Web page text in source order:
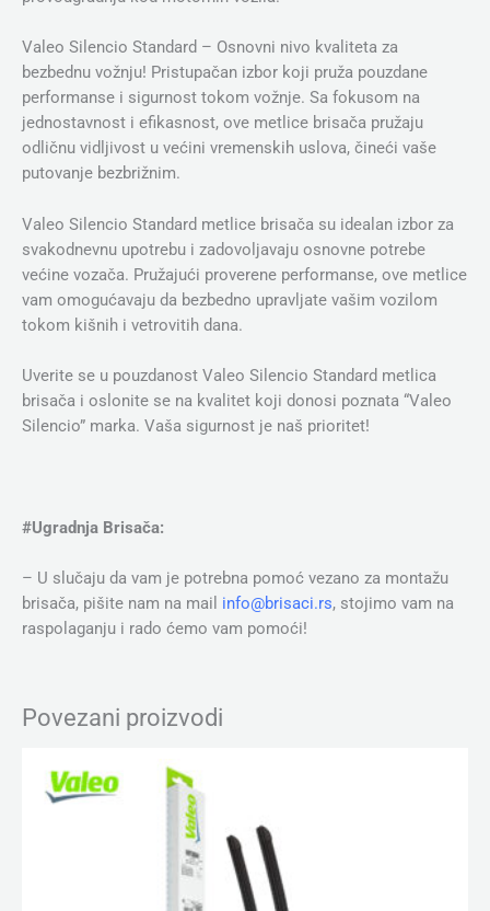
Valeo Silencio Standard – Osnovni nivo kvaliteta za
bezbednu vožnju! Pristupačan izbor koji pruža pouzdane
performanse i sigurnost tokom vožnje. Sa fokusom na
jednostavnost i efikasnost, ove metlice brisača pružaju
odličnu vidljivost u većini vremenskih uslova, čineći vaše
putovanje bezbrižnim.
Valeo Silencio Standard metlice brisača su idealan izbor za
svakodnevnu upotrebu i zadovoljavaju osnovne potrebe
većine vozača. Pružajući proverene performanse, ove metlice
vam omogućavaju da bezbedno upravljate vašim vozilom
tokom kišnih i vetrovitih dana.
Uverite se u pouzdanost Valeo Silencio Standard metlica
brisača i oslonite se na kvalitet koji donosi poznata “Valeo
Silencio” marka. Vaša sigurnost je naš prioritet!
#Ugradnja Brisača:
– U slučaju da vam je potrebna pomoć vezano za montažu
brisača, pišite nam na mail info@brisaci.rs, stojimo vam na
raspolaganju i rado ćemo vam pomoći!
Povezani proizvodi